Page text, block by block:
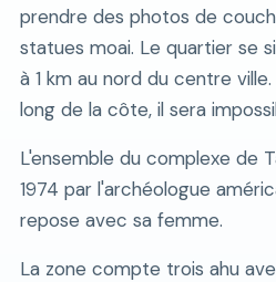
prendre des photos de
statues moai. Le quartier se
à 1 km au nord du centre
long de la côte, il sera
L'ensemble du complexe de
1974 par l'archéologue
repose avec sa femme.
La zone compte trois ahu